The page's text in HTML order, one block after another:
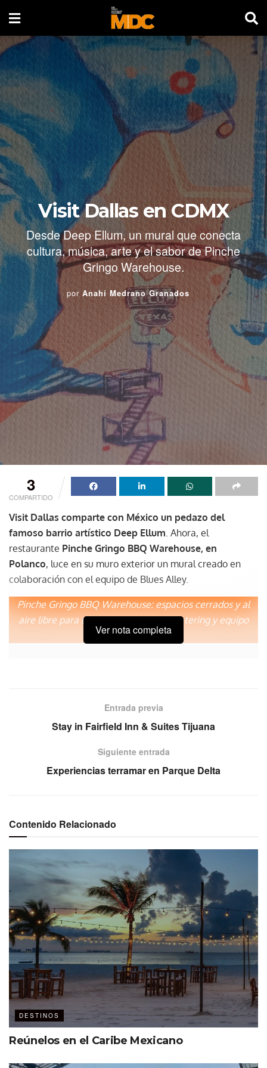
Visit Dallas en CDMX
Desde Deep Ellum, un mural que conecta
cultura, música, arte y el sabor de Pinche
Gringo Warehouse.
por Anahí Medrano Granados
3
COMPARTIDO
Visit Dallas comparte con México un pedazo del
famoso barrio artístico Deep Ellum. Ahora, el
restaurante Pinche Gringo BBQ Warehouse, en
Polanco, luce en su muro exterior un mural creado en
colaboración con el equipo de Blues Alley.
Pinche Gringo BBQ Warehouse: espacios cerrados y al
aire libre para todo tipo de eventos, catering y equipo
audiovisual.
creó una experiencia artística inmersiva en las calles de
murales la historia e influencia de músicos locales. En
esta sintonía, Dan Colcer, uno de los artistas, diseñó un
mural para Ciudad de México, rindiendo homenaje a
Ver esta publicación en Instagram
Ver nota completa
Entrada previa
Stay in Fairfield Inn & Suites Tijuana
Siguiente entrada
Experiencias terramar en Parque Delta
Contenido Relacionado
DESTINOS
Reúnelos en el Caribe Mexicano